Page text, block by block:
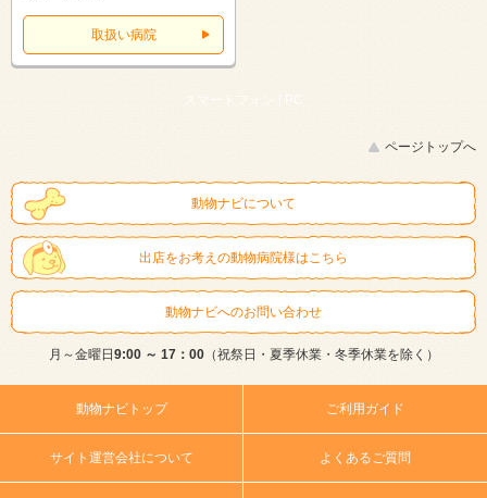
取扱い病院
スマートフォン | PC
ページトップへ
動物ナビについて
出店をお考えの動物病院様はこちら
動物ナビへのお問い合わせ
月～金曜日 9:00 ～ 17：00（祝祭日・夏季休業・冬季休業を除く）
動物ナビトップ ご利用ガイド
サイト運営会社について よくあるご質問